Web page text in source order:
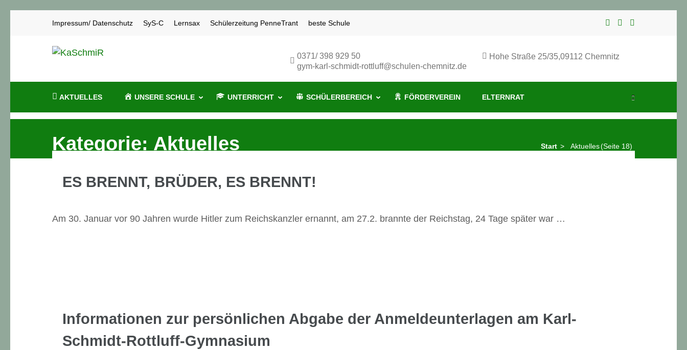
Impressum/ Datenschutz SyS-C Lernsax Schülerzeitung PenneTrant beste Schule
Hohe Straße 25/35,09112 Chemnitz
0371/ 398 929 50
gym-karl-schmidt-rottluff@schulen-chemnitz.de
AKTUELLES UNSERE SCHULE UNTERRICHT SCHÜLERBEREICH FÖRDERVEREIN ELTERNRAT
Kategorie: Aktuelles Start > Aktuelles(Seite 18)
ES BRENNT, BRÜDER, ES BRENNT!
Am 30. Januar vor 90 Jahren wurde Hitler zum Reichskanzler ernannt, am 27.2. brannte der Reichstag, 24 Tage später war …
Informationen zur persönlichen Abgabe der Anmeldeunterlagen am Karl-
Schmidt-Rottluff-Gymnasium